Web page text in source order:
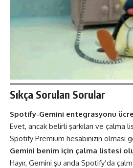
Sıkça Sorulan Sorular
Spotify-Gemini entegrasyonu
Evet, ancak belirli şarkıları ve çalma
Spotify Premium hesabınızın olması
Gemini benim için çalma listesi
Hayır, Gemini şu anda Spotify’da